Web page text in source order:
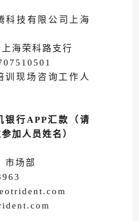
技有限公司上海
海荣科路支行
训现场咨询工作人
行APP汇款（请
加人员姓名）
市场部